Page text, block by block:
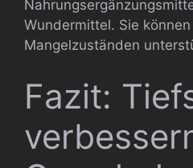
Wundermittel. Sie
Mangelzuständen
Fazit: